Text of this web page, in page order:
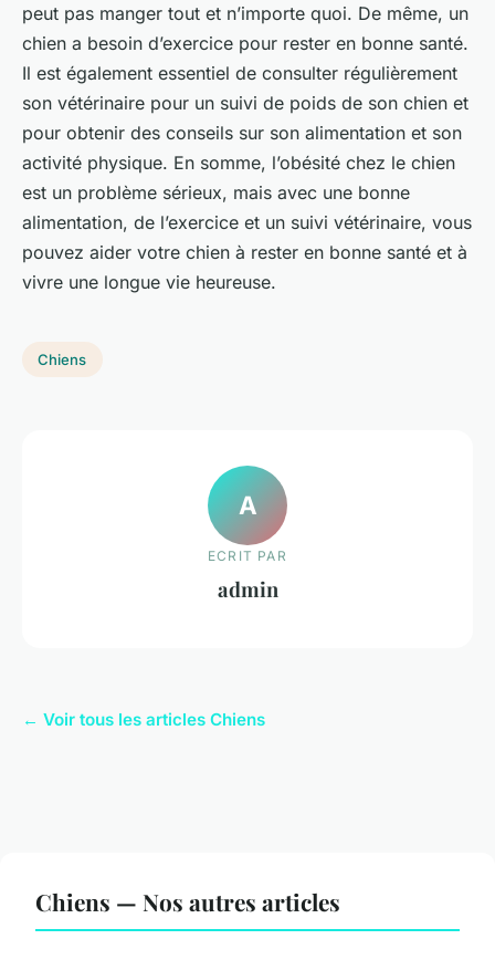
peut pas manger tout et n’importe quoi. De même, un
chien a besoin d’exercice pour rester en bonne santé.
Il est également essentiel de consulter régulièrement
son vétérinaire pour un suivi de poids de son chien et
pour obtenir des conseils sur son alimentation et son
activité physique. En somme, l’obésité chez le chien
est un problème sérieux, mais avec une bonne
alimentation, de l’exercice et un suivi vétérinaire, vous
pouvez aider votre chien à rester en bonne santé et à
vivre une longue vie heureuse.
Chiens
A
ECRIT PAR
admin
← Voir tous les articles Chiens
Chiens — Nos autres articles